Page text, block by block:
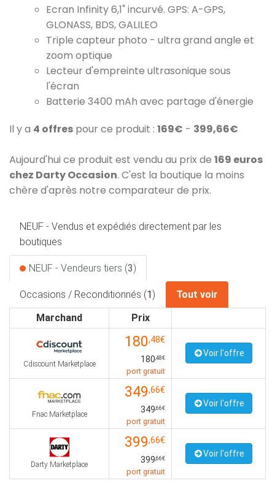
Ecran Infinity 6,1" incurvé. GPS: A-GPS,
GLONASS, BDS, GALILEO
Triple capteur photo - ultra grand angle et
zoom optique
Lecteur d'empreinte ultrasonique sous
l'écran
Batterie 3400 mAh avec partage d'énergie
Il y a 4 offres pour ce produit : 169€ - 399,66€
Aujourd'hui ce produit est vendu au prix de 169 euros
chez Darty Occasion. C'est la boutique la moins
chère d'après notre comparateur de prix.
NEUF - Vendus et expédiés directement par les
boutiques
NEUF - Vendeurs tiers (3)
Occasions / Reconditionnés (1)
Tout voir
Marchand
Prix
Cdiscount Marketplace
180,48€
180,48€
port gratuit
Voir l'offre
Fnac Marketplace
349,66€
349,66€
port gratuit
Voir l'offre
Darty Marketplace
399,66€
399,66€
port gratuit
Voir l'offre